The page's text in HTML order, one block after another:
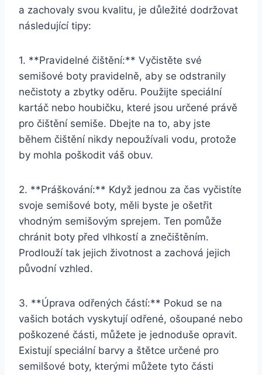
a zachovaly svou kvalitu, je⁣ důležité dodržovat
⁣následující tipy:
1. **Pravidelné‍ čištění:** Vyčistěte své
semišové boty pravidelně, aby se odstranily
nečistoty a zbytky oděru. Použijte speciální
kartáč nebo houbičku,‍ které jsou určené​ právě
pro⁢ čištění‍ semiše. Dbejte na to,‍ aby‍ jste
během čištění nikdy ⁤nepoužívali vodu, protože
by mohla poškodit váš ⁢obuv.
2. **Práškování:** ⁤Když‍ jednou za čas vyčistíte
svoje semišové boty, měli byste je ošetřit⁤
vhodným ⁣semišovým sprejem. Ten pomůže⁣
chránit⁣ boty před vlhkostí a znečištěním.
Prodlouží tak jejich životnost a zachová jejich
původní vzhled.
3. **Úprava odřených částí:** Pokud se ‌na⁢
vašich botách ⁣vyskytují odřené, ošoupané nebo
poškozené⁣ části, můžete je jednoduše opravit.​
Existují speciální barvy⁣ a‌ štětce určené pro
semilšové boty, kterými můžete tyto části